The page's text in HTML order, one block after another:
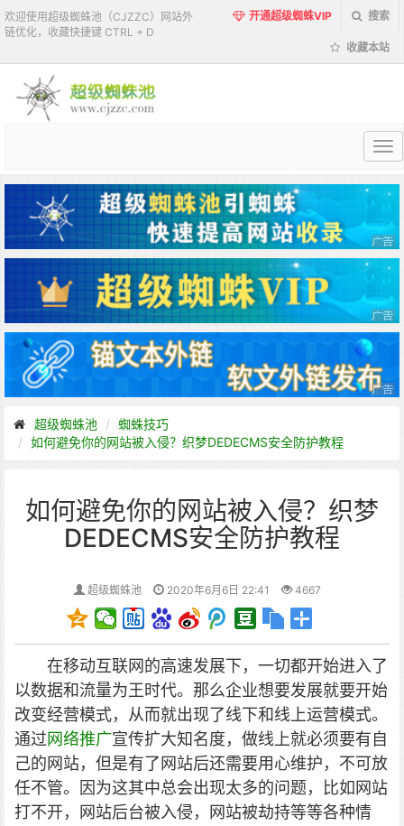
欢迎使用超级蜘蛛池（CJZZC）网站外
链优化，收藏快捷键 CTRL + D
开通超级蜘蛛VIP 搜索
收藏本站
超
蜘
蛛
池
超级蜘蛛池
蜘蛛技巧
如何避免你的网站被入侵？织梦DEDECMS安全防护教程
如何避免你的网站被入侵？织梦
DEDECMS安全防护教程
超级蜘蛛池 2020年6月6日 22:41 4667
在移动互联网的高速发展下，一切都开始进入了
以数据和流量为王时代。那么企业想要发展就要开始
改变经营模式，从而就出现了线下和线上运营模式。
通过网络推广宣传扩大知名度，做线上就必须要有自
己的网站，但是有了网站后还需要用心维护，不可放
任不管。因为这其中总会出现太多的问题，比如网站
打不开，网站后台被入侵，网站被劫持等等各种情